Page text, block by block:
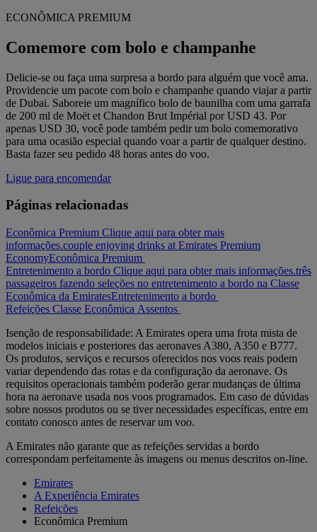
ECONÔMICA PREMIUM
Comemore com bolo e champanhe
Delicie-se ou faça uma surpresa a bordo para alguém que você ama.
Providencie um pacote com bolo e champanhe quando viajar a partir
de Dubai. Saboreie um magnífico bolo de baunilha com uma garrafa
de 200 ml de Moët et Chandon Brut Impérial por USD 43. Por
apenas USD 30, você pode também pedir um bolo comemorativo
para uma ocasião especial quando voar a partir de qualquer destino.
Basta fazer seu pedido 48 horas antes do voo.
Ligue para encomendar
Páginas relacionadas
Econômica Premium Clique aqui para obter mais
informações.couple enjoying drinks at Emirates Premium
EconomyEconômica Premium
Entretenimento a bordo Clique aqui para obter mais informações.três
passageiros fazendo seleções no entretenimento a bordo na Classe
Econômica da EmiratesEntretenimento a bordo
Refeições Classe Econômica Assentos
Isenção de responsabilidade: A Emirates opera uma frota mista de
modelos iniciais e posteriores das aeronaves A380, A350 e B777.
Os produtos, serviços e recursos oferecidos nos voos reais podem
variar dependendo das rotas e da configuração da aeronave. Os
requisitos operacionais também poderão gerar mudanças de última
hora na aeronave usada nos voos programados. Em caso de dúvidas
sobre nossos produtos ou se tiver necessidades específicas, entre em
contato conosco antes de reservar um voo.
A Emirates não garante que as refeições servidas a bordo
correspondam perfeitamente às imagens ou menus descritos on-line.
Emirates
A Experiência Emirates
Refeições
Econômica Premium